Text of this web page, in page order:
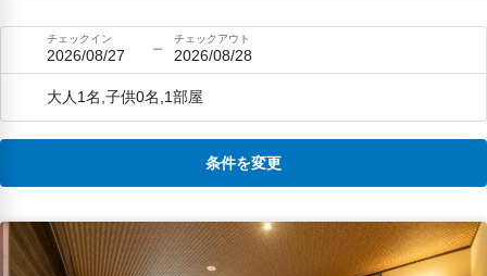
チェックイン
2026/08/27
チェックアウト
2026/08/28
大人1名,子供0名,1部屋
条件を変更